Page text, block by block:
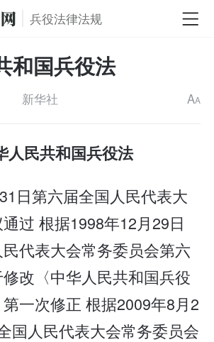
兵役法律法规
和国兵役法
新华社 AA
人民共和国兵役法
31日第六届全国人民代表大
过 根据1998年12月29日
代表大会常务委员会第六
改〈中华人民共和国兵役
一次修正 根据2009年8月2
国人民代表大会常务委员会